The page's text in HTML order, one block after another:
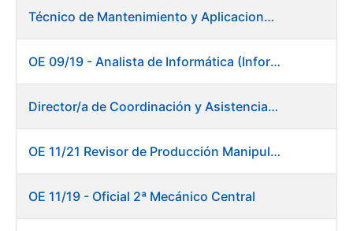
Técnico de Mantenimiento y Aplicaciones Industriales - Centro de trabajo de Burgos
OE 09/19 - Analista de Informática (Informática)
Director/a de Coordinación y Asistencia Técnica a la Presidencia -Dirección General
OE 11/21 Revisor de Producción Manipulado Timbre
OE 11/19 - Oficial 2ª Mecánico Central